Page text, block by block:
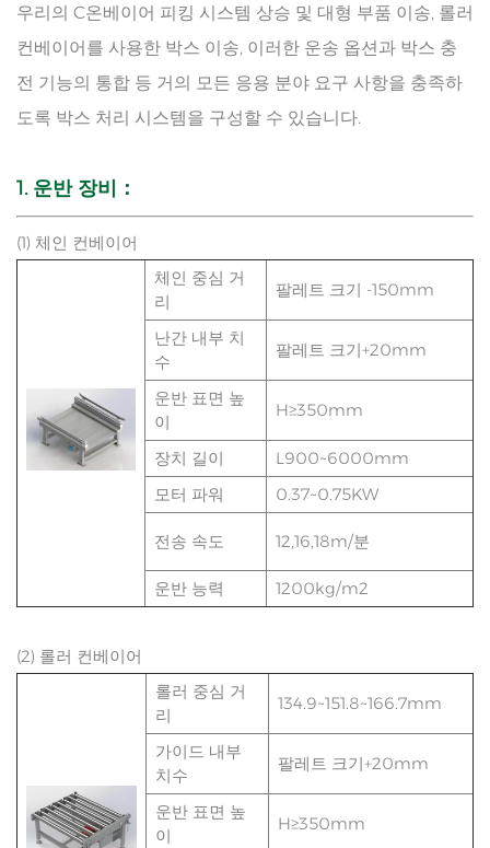
우리의 C온베이어 피킹 시스템 상승 및 대형 부품 이송, 롤러
컨베이어를 사용한 박스 이송, 이러한 운송 옵션과 박스 충
전 기능의 통합 등 거의 모든 응용 분야 요구 사항을 충족하
도록 박스 처리 시스템을 구성할 수 있습니다.
1. 운반 장비 ：
(1) 체인 컨베이어
체인 중심 거
리
팔레트 크기 -150mm
난간 내부 치
수
팔레트 크기+20mm
운반 표면 높
이
H≥350mm
장치 길이
L900~6000mm
모터 파워
0.37~0.75KW
전송 속도 12,16,18m/분
운반 능력 1200kg/m2
(2) 롤러 컨베이어
롤러 중심 거
리
134.9~151.8~166.7mm
가이드 내부
치수
팔레트 크기+20mm
운반 표면 높
이
H≥350mm